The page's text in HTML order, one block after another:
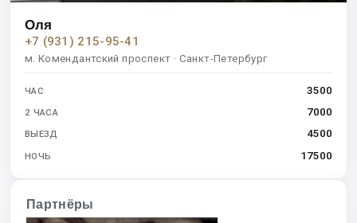
Оля
+7 (931) 215-95-41
м. Комендантский проспект · Санкт-Петербург
ЧАС 3500
2 ЧАСА 7000
ВЫЕЗД 4500
НОЧЬ 17500
Партнёры